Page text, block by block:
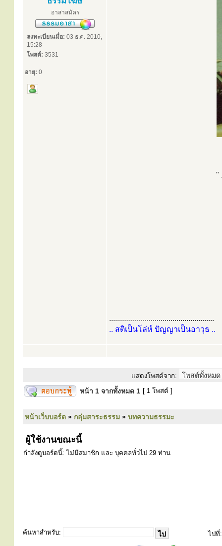
อาสาสมัคร
ลงทะเบียนเมื่อ: 03 ธ.ค. 2010,
15:28
โพสต์: 3531
อายุ: 0
"
.....................................................
.. สติเป็นโล่ห์ ปัญญาเป็นอาวุธ ..
แสดงโพสต์จาก:
หน้า 1 จากทั้งหมด 1 [ 1 โพสต์ ]
หน้าเว็บบอร์ด » กลุ่มสาระธรรม » บทความธรรมะ
ผู้ใช้งานขณะนี้
กำลังดูบอร์ดนี้: ไม่มีสมาชิก และ บุคคลทั่วไป 29 ท่าน
ค้นหาสำหรับ: ไปที่: